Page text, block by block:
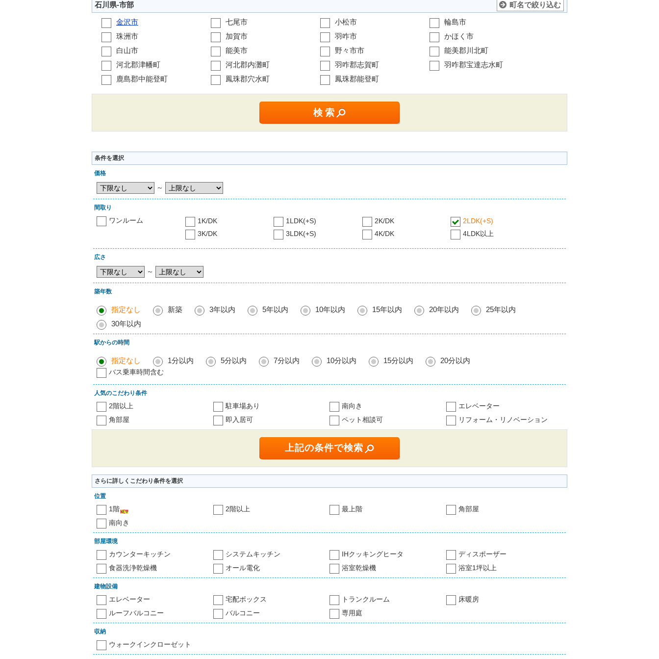
石川県-市部 町名で絞り込む
金沢市 七尾市 小松市
輪島市
珠洲市
加賀市 羽咋市
かほく市
白山市
能美市 野々市市
能美郡川北町
河北郡津幡町
河北郡内灘町 羽咋郡志賀町
羽咋郡宝達志水町
鹿島郡中能登町
鳳珠郡穴水町 鳳珠郡能登町
条件を選択
価格
～
間取り
ワンルーム 1K/DK 1LDK(+S) 2K/DK
2LDK(+S)
3K/DK
3LDK(+S) 4K/DK 4LDK以上
広さ
～
築年数
指定なし 新築 3年以内 5年以内 10年以内 15年以内 20年以内
25年以内
30年以内
駅からの時間
指定なし 1分以内 5分以内 7分以内 10分以内 15分以内 20分以内
バス乗車時間含む
人気のこだわり条件
2階以上 駐車場あり 南向き
エレベーター
角部屋
即入居可 ペット相談可 リフォーム・リノベーション
さらに詳しくこだわり条件を選択
位置
1階 2階以上 最上階
角部屋
南向き
部屋環境
カウンターキッチン システムキッチン IHクッキングヒータ
ディスポーザー
食器洗浄乾燥機
オール電化 浴室乾燥機 浴室1坪以上
建物設備
エレベーター 宅配ボックス トランクルーム
床暖房
ルーフバルコニー
バルコニー 専用庭
収納
ウォークインクローゼット